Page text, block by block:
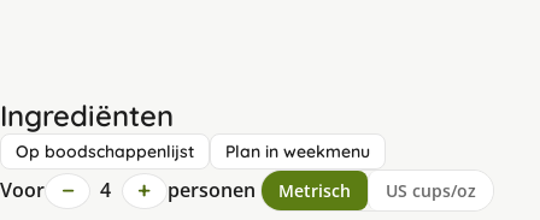
Ingrediënten
Op boodschappenlijst Plan in weekmenu
Voor − 4 + personen Metrisch US cups/oz